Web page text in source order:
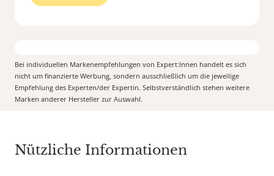
Bei individuellen Markenempfehlungen von Expert:Innen handelt es sich
nicht um finanzierte Werbung, sondern ausschließlich um die jeweilige
Empfehlung des Experten/der Expertin. Selbstverständlich stehen weitere
Marken anderer Hersteller zur Auswahl.
Nützliche Informationen